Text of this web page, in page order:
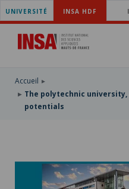
SKIP
TO
MAIN
NAVIGATION
SKIP
MAIN
SKIP
UNIVERSITÉ INSA HDF
Accueil
The polytechnic
potentials